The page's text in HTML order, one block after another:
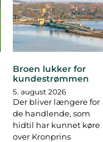
Broen lukker for
kundestrømmen
5. august 2026
Der bliver længere for
de handlende, som
hidtil har kunnet køre
over Kronprins